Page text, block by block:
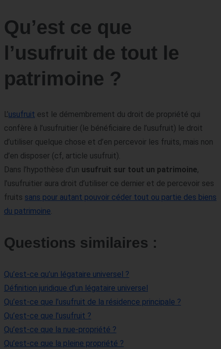
Qu’est ce que
l’usufruit de tout le
patrimoine ?
L’usufruit est le démembrement du droit de propriété qui
confère à l’usufruitier (le bénéficiaire de l’usufruit) le droit
d’utiliser quelque chose et d’en percevoir les fruits, mais non
d’en disposer (cf, article usufruit).
Dans l’hypothèse d’un usufruit sur tout un patrimoine,
l’usufruitier aura droit d’utiliser ce dernier et de percevoir ses
fruits sans pour autant pouvoir céder tout ou partie des biens
du patrimoine.
Questions similaires :
Qu’est-ce qu’un légataire universel ?
Définition juridique d’un légataire universel
Qu’est-ce que l’usufruit de la résidence principale ?
Qu’est-ce que l’usufruit ?
Qu’est-ce que la nue-propriété ?
Qu’est-ce que la pleine propriété ?